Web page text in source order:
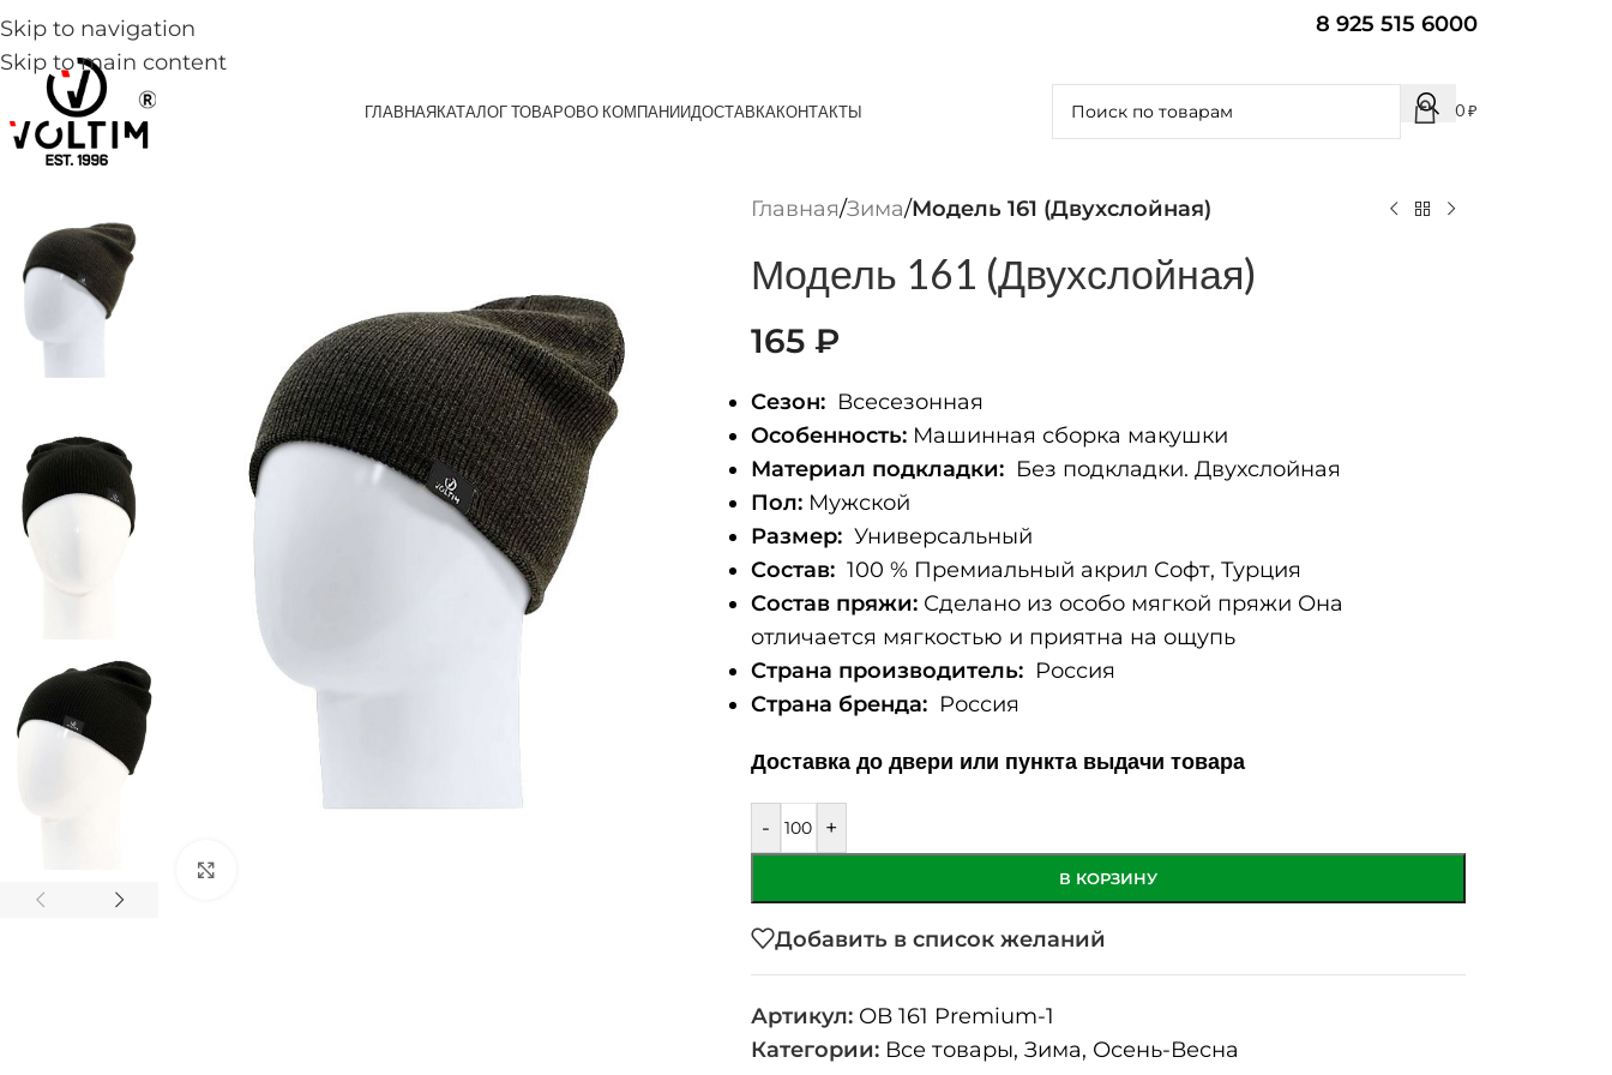
Skip to navigation
Skip to main content
8 925 515 6000
ГЛАВНАЯКАТАЛОГ ТОВАРОВО КОМПАНИИДОСТАВКАКОНТАКТЫ 0₽
Главная/Зима/Модель 161 (Двухслойная)
Модель 161 (Двухслойная)
165 ₽
Сезон:Всесезонная
Особенность:Машинная сборка макушки
Материал подкладки:Без подкладки. Двухслойная
Пол:Мужской
Размер:Универсальный
Состав:100 % Премиальный акрил Софт, Турция
Состав пряжи:Сделано из особо мягкой пряжи Она
отличается мягкостью и приятна на ощупь
Страна производитель:Россия
Страна бренда:Россия
Доставка до двери или пункта выдачи товара
- +
В КОРЗИНУ
Добавить в список желаний
Артикул: ОВ 161 Premium-1
Категории: Все товары, Зима, Осень-Весна